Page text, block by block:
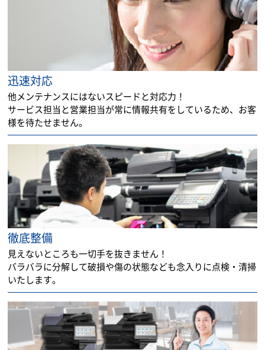
迅速対応
他メンテナンスにはないスピードと対応力！
サービス担当と営業担当が常に情報共有をしているため、お客
様を待たせません。
徹底整備
見えないところも一切手を抜きません！
バラバラに分解して破損や傷の状態なども念入りに点検・清掃
いたします。